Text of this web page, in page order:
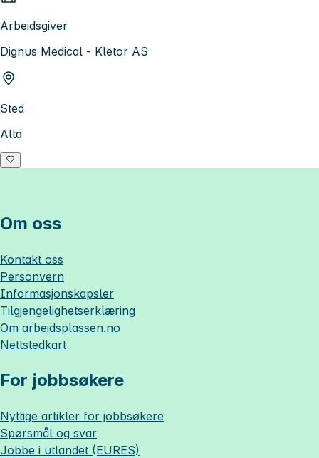
Arbeidsgiver
Dignus Medical - Kletor AS
Sted
Alta
Om oss
Kontakt oss
Personvern
Informasjonskapsler
Tilgjengelighetserklæring
Om arbeidsplassen.no
Nettstedkart
For jobbsøkere
Nyttige artikler for jobbsøkere
Spørsmål og svar
Jobbe i utlandet (EURES)